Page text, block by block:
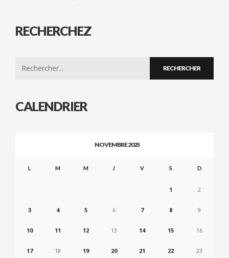
RECHERCHEZ
CALENDRIER
NOVEMBRE 2025
L M M J V S D
1 2
3 4 5 6 7 8 9
10 11 12 13 14 15 16
17 18 19 20 21 22 23